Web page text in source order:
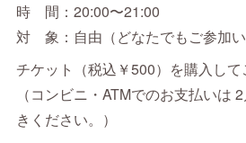
時 間：20:00〜21:00
対 象：自由（どなたでもご参加い
チケット（税込￥500）を購入して
（コンビニ・ATMでのお支払いは
きください。）